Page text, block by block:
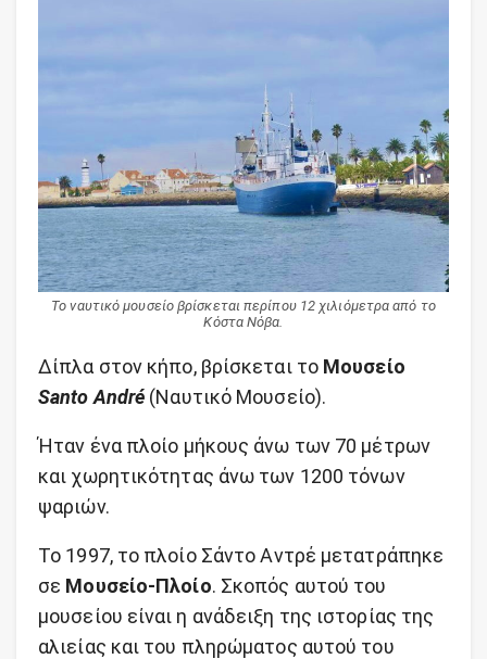
Το ναυτικό μουσείο βρίσκεται περίπου 12 χιλιόμετρα από το
Κόστα Νόβα.
Δίπλα στον κήπο, βρίσκεται το Μουσείο
Santo André (Ναυτικό Μουσείο).
Ήταν ένα πλοίο μήκους άνω των 70 μέτρων
και χωρητικότητας άνω των 1200 τόνων
ψαριών.
Το 1997, το πλοίο Σάντο Αντρέ μετατράπηκε
σε Μουσείο-Πλοίο. Σκοπός αυτού του
μουσείου είναι η ανάδειξη της ιστορίας της
αλιείας και του πληρώματος αυτού του